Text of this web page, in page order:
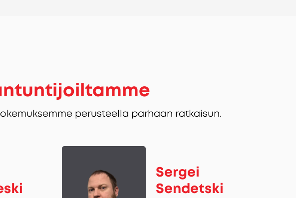
perusteella parhaan ratkaisun.
Sergei
Sendetski